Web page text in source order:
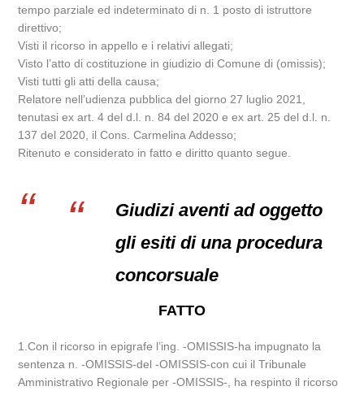
tempo parziale ed indeterminato di n. 1 posto di istruttore
direttivo;
Visti il ricorso in appello e i relativi allegati;
Visto l’atto di costituzione in giudizio di Comune di (omissis);
Visti tutti gli atti della causa;
Relatore nell’udienza pubblica del giorno 27 luglio 2021,
tenutasi ex art. 4 del d.l. n. 84 del 2020 e ex art. 25 del d.l. n.
137 del 2020, il Cons. Carmelina Addesso;
Ritenuto e considerato in fatto e diritto quanto segue.
Giudizi aventi ad oggetto
gli esiti di una procedura
concorsuale
FATTO
1.Con il ricorso in epigrafe l’ing. -OMISSIS-ha impugnato la
sentenza n. -OMISSIS-del -OMISSIS-con cui il Tribunale
Amministrativo Regionale per -OMISSIS-, ha respinto il ricorso